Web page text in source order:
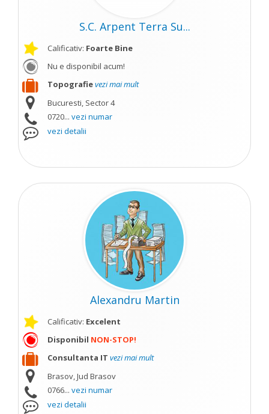
S.C. Arpent Terra Su...
Calificativ: Foarte Bine
Nu e disponibil acum!
Topografievezi mai mult
Bucuresti, Sector 4
0720... vezi numar
vezi detalii
Alexandru Martin
Calificativ: Excelent
Disponibil NON-STOP!
Consultanta IT vezi mai mult
Brasov, Jud Brasov
0766... vezi numar
vezi detalii